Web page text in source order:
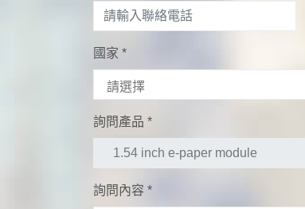
國家 *
詢問產品 *
詢問內容 *